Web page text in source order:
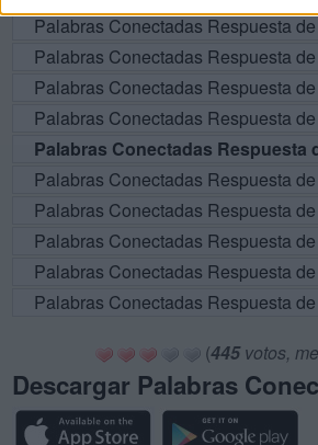
Palabras Conectadas Respuesta
Palabras Conectadas Respuesta
Palabras Conectadas Respuesta
Palabras Conectadas Respuesta
Palabras Conectadas Respuesta
Palabras Conectadas Respuesta
Palabras Conectadas Respuesta
Palabras Conectadas Respuesta
Palabras Conectadas Respuesta
Palabras Conectadas Respuesta
(445votos,
Descargar Palabras